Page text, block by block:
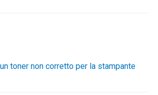
toner non corretto per la stampante